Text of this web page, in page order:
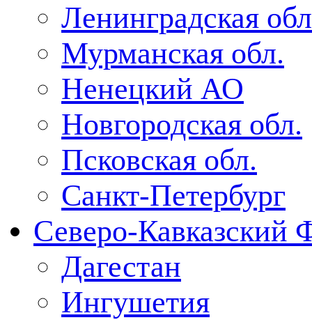
Ленинградская
Мурманская обл.
Ненецкий АО
Новгородская обл.
Псковская обл.
Санкт-Петербург
Северо-Кавказский
Дагестан
Ингушетия